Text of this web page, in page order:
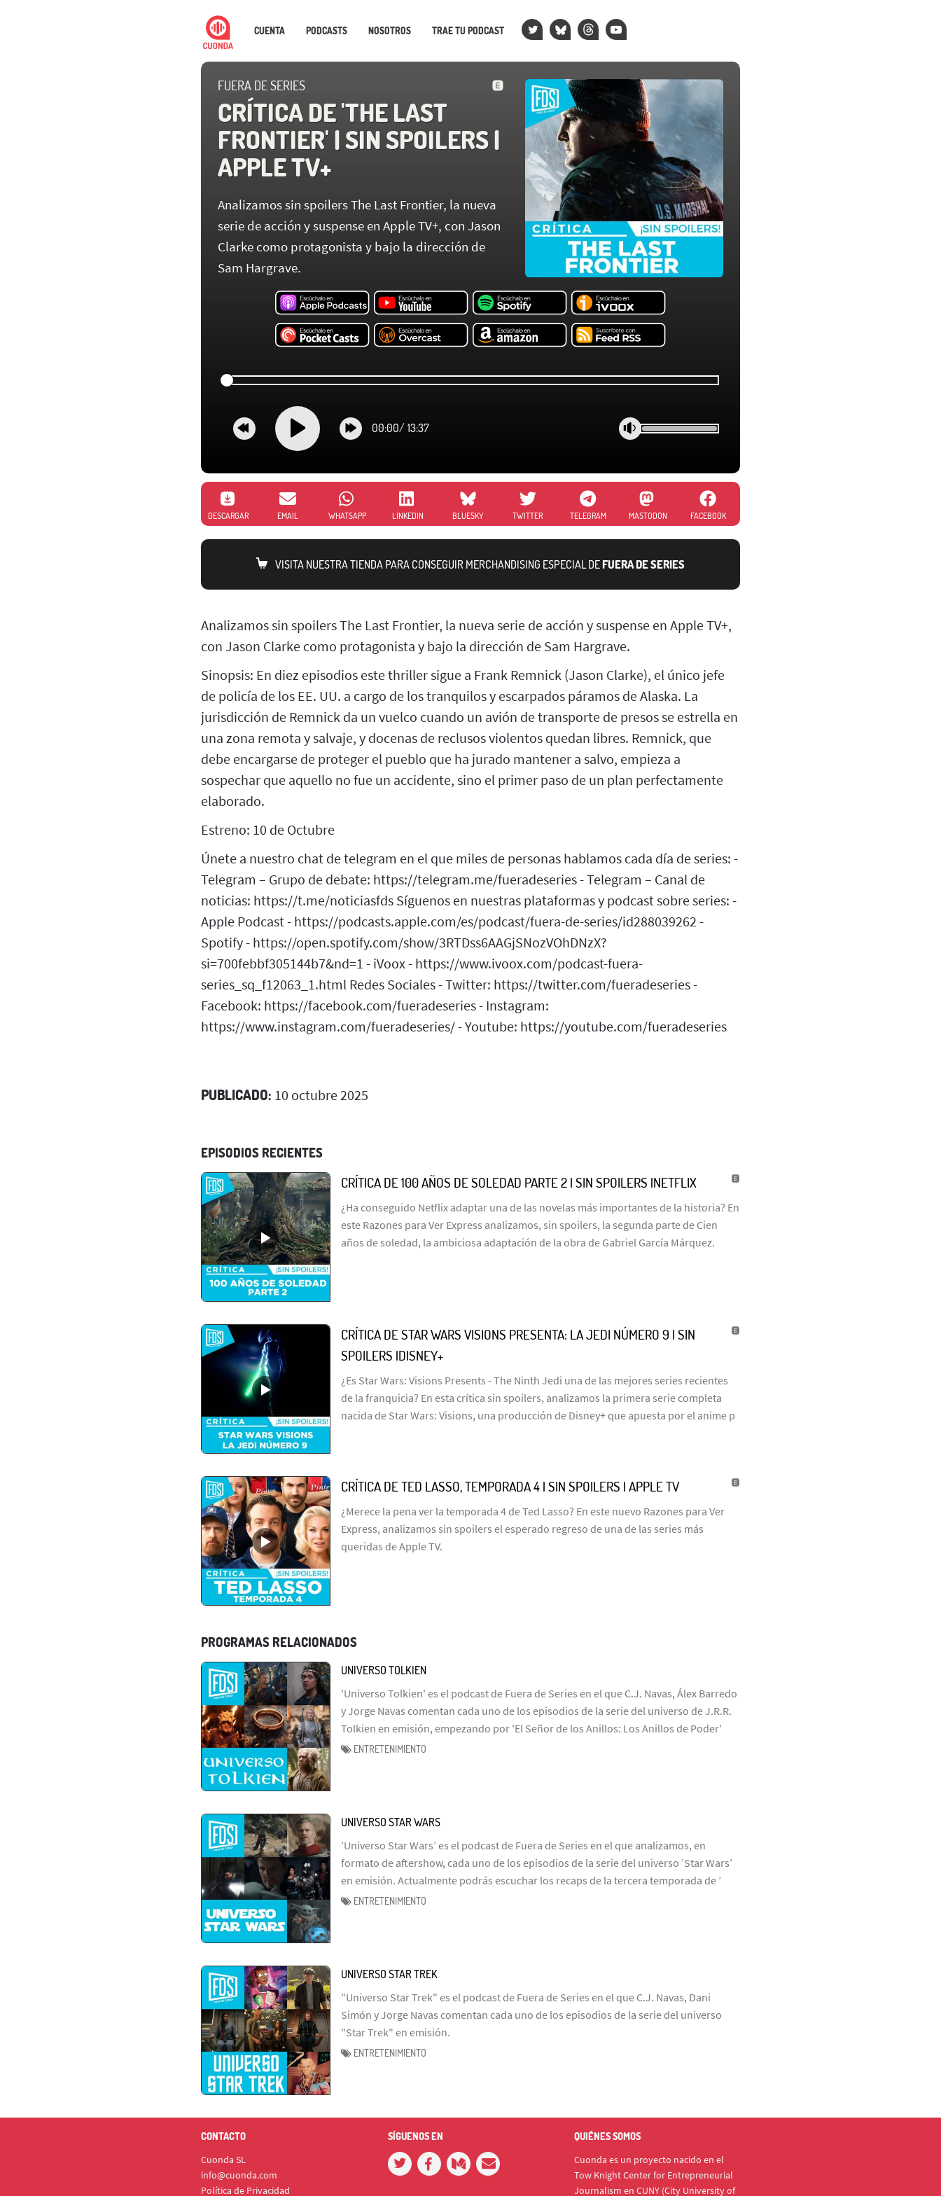
CUENTA PODCASTS NOSOTROS TRAE TU PODCAST
FUERA DE SERIES
CRÍTICA DE 'THE LAST
FRONTIER' | SIN SPOILERS |
APPLE TV+
Analizamos sin spoilers The Last Frontier, la nueva
serie de acción y suspense en Apple TV+, con Jason
Clarke como protagonista y bajo la dirección de
Sam Hargrave.
00:00/ 13:37
DESCARGAR EMAIL WHATSAPP LINKEDIN BLUESKY TWITTER TELEGRAM MASTODON FACEBOOK
VISITA NUESTRA TIENDA PARA CONSEGUIR MERCHANDISING ESPECIAL DEFUERA DE SERIES
Analizamos sin spoilers The Last Frontier, la nueva serie de acción y suspense en Apple TV+,
con Jason Clarke como protagonista y bajo la dirección de Sam Hargrave.
Sinopsis: En diez episodios este thriller sigue a Frank Remnick (Jason Clarke), el único jefe
de policía de los EE. UU. a cargo de los tranquilos y escarpados páramos de Alaska. La
jurisdicción de Remnick da un vuelco cuando un avión de transporte de presos se estrella en
una zona remota y salvaje, y docenas de reclusos violentos quedan libres. Remnick, que
debe encargarse de proteger el pueblo que ha jurado mantener a salvo, empieza a
sospechar que aquello no fue un accidente, sino el primer paso de un plan perfectamente
elaborado.
Estreno: 10 de Octubre
Únete a nuestro chat de telegram en el que miles de personas hablamos cada día de series: -
Telegram – Grupo de debate: https://telegram.me/fueradeseries - Telegram – Canal de
noticias: https://t.me/noticiasfds Síguenos en nuestras plataformas y podcast sobre series: -
Apple Podcast - https://podcasts.apple.com/es/podcast/fuera-de-series/id288039262 -
Spotify - https://open.spotify.com/show/3RTDss6AAGjSNozVOhDNzX?
si=700febbf305144b7&nd=1 - iVoox - https://www.ivoox.com/podcast-fuera-
series_sq_f12063_1.html Redes Sociales - Twitter: https://twitter.com/fueradeseries -
Facebook: https://facebook.com/fueradeseries - Instagram:
https://www.instagram.com/fueradeseries/ - Youtube: https://youtube.com/fueradeseries
PUBLICADO: 10 octubre 2025
EPISODIOS RECIENTES
CRÍTICA DE 100 AÑOS DE SOLEDAD PARTE 2 | SIN SPOILERS |NETFLIX
¿Ha conseguido Netflix adaptar una de las novelas más importantes de la historia? En
este Razones para Ver Express analizamos, sin spoilers, la segunda parte de Cien
años de soledad, la ambiciosa adaptación de la obra de Gabriel García Márquez.
CRÍTICA DE STAR WARS VISIONS PRESENTA: LA JEDI NÚMERO 9 | SIN
SPOILERS |DISNEY+
¿Es Star Wars: Visions Presents - The Ninth Jedi una de las mejores series recientes
de la franquicia? En esta crítica sin spoilers, analizamos la primera serie completa
nacida de Star Wars: Visions, una producción de Disney+ que apuesta por el anime p
CRÍTICA DE TED LASSO, TEMPORADA 4 | SIN SPOILERS | APPLE TV
¿Merece la pena ver la temporada 4 de Ted Lasso? En este nuevo Razones para Ver
Express, analizamos sin spoilers el esperado regreso de una de las series más
queridas de Apple TV.
PROGRAMAS RELACIONADOS
UNIVERSO TOLKIEN
'Universo Tolkien' es el podcast de Fuera de Series en el que C.J. Navas, Álex Barredo
y Jorge Navas comentan cada uno de los episodios de la serie del universo de J.R.R.
Tolkien en emisión, empezando por 'El Señor de los Anillos: Los Anillos de Poder'
ENTRETENIMIENTO
UNIVERSO STAR WARS
’Universo Star Wars’ es el podcast de Fuera de Series en el que analizamos, en
formato de aftershow, cada uno de los episodios de la serie del universo ’Star Wars’
en emisión. Actualmente podrás escuchar los recaps de la tercera temporada de ’
ENTRETENIMIENTO
UNIVERSO STAR TREK
"Universo Star Trek" es el podcast de Fuera de Series en el que C.J. Navas, Dani
Simón y Jorge Navas comentan cada uno de los episodios de la serie del universo
"Star Trek" en emisión.
ENTRETENIMIENTO
CONTACTO
Cuonda SL
info@cuonda.com
Política de Privacidad
SÍGUENOS EN QUIÉNES SOMOS
Cuonda es un proyecto nacido en el
Tow Knight Center for Entrepreneurial
Journalism en CUNY (City University of